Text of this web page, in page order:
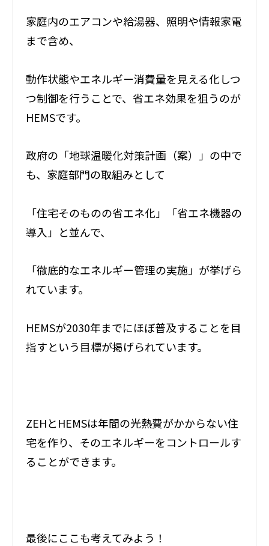
家庭内のエアコンや給湯器、照明や情報家電
まで含め、
動作状態やエネルギー消費量を見える化しつ
つ制御を行うことで、省エネ効果を狙うのが
HEMSです。
政府の「地球温暖化対策計画（案）」の中で
も、家庭部門の取組みとして
「住宅そのものの省エネ化」「省エネ機器の
導入」と並んで、
「徹底的なエネルギー管理の実施」が挙げら
れています。
HEMSが2030年までにほぼ普及することを目
指すという目標が掲げられています。
ZEHとHEMSは年間の光熱費がかからない住
宅を作り、そのエネルギーをコントロールす
ることができます。
最後にここも考えてみよう！